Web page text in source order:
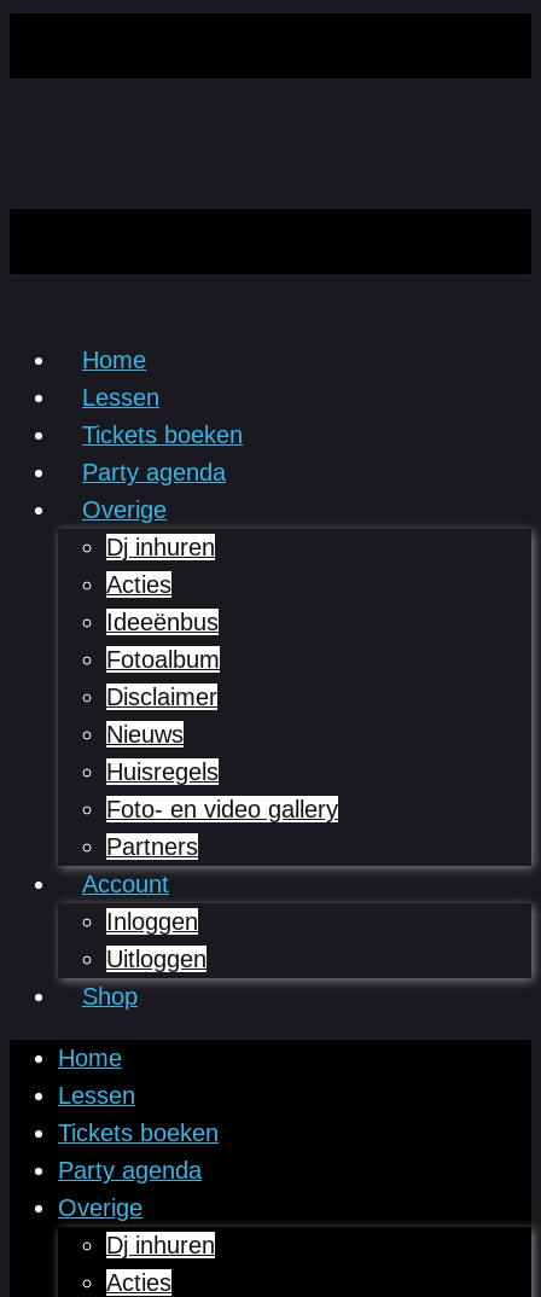
Home
Lessen
Tickets boeken
Party agenda
Overige
Dj inhuren
Acties
Ideeënbus
Fotoalbum
Disclaimer
Nieuws
Huisregels
Foto- en video gallery
Partners
Account
Inloggen
Uitloggen
Shop
Home
Lessen
Tickets boeken
Party agenda
Overige
Dj inhuren
Acties